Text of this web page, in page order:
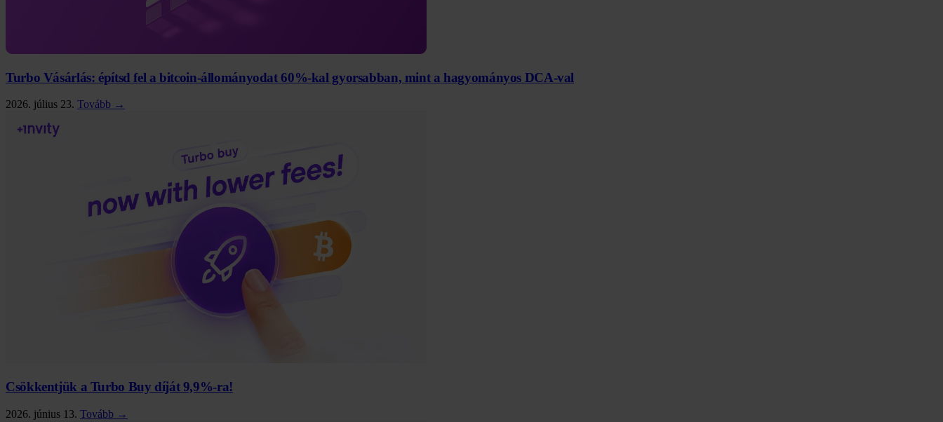
Turbo Vásárlás: építsd fel a bitcoin-állományodat 60%-kal gyorsabban, mint a hagyományos DCA-val
2026. július 23. Tovább →
Csökkentjük a Turbo Buy díját 9,9%-ra!
2026. június 13. Tovább →